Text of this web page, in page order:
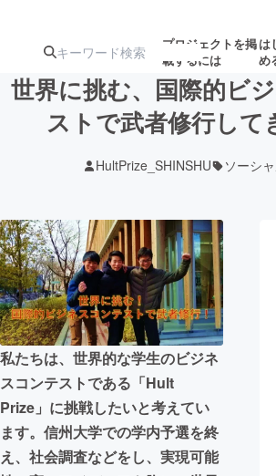
プロジェクトを掲
載するには
は
め
ターン
ジェクト
ロジェク
アート・写真
テクノロジー・ガジェット
映像・映画
ビジネス・起業
まちづくり・地域活性化
世界に挑む、国際的ビ
ストで武者修行して
HultPrize_SHINSHU ソーシ
私たちは、世界的な学生のビジネ
スコンテストである「Hult
Prize」に挑戦したいと考えてい
ます。信州大学での学内予選を終
え、社会調査などをし、実現可能